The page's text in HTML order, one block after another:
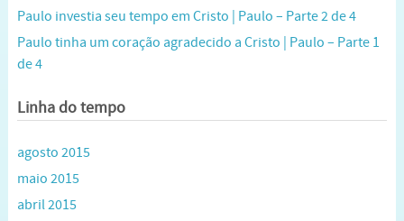
Paulo investia seu tempo em Cristo | Paulo – Parte 2 de 4
Paulo tinha um coração agradecido a Cristo | Paulo – Parte 1
de 4
Linha do tempo
agosto 2015
maio 2015
abril 2015